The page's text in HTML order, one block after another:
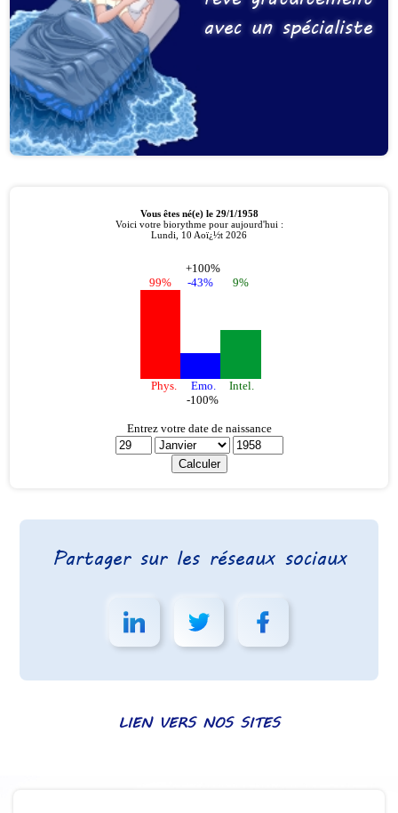
avec un spécialiste
Partager sur les réseaux sociaux
LIEN VERS NOS SITES